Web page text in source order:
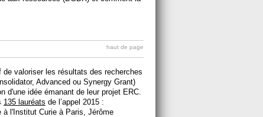
haut de page
valoriser les résultats des recherches
Advanced ou Synergy Grant)
d'une idée émanant de leur projet ERC.
135 lauréats de l’appel 2015 :
à l'Institut Curie à Paris, Jérôme